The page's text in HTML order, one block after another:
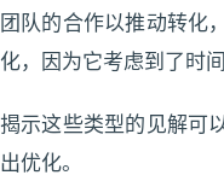
团队的合作以推动转化
化，因为它考虑到了时间
揭示这些类型的见解可
出优化。